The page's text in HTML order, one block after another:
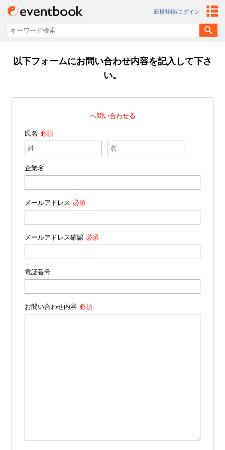
新規登録/ログイン
以下フォームにお問い合わせ内容を記入して下さ
い。
へ問い合わせる
氏名
企業名
メールアドレス
メールアドレス確認
電話番号
お問い合わせ内容